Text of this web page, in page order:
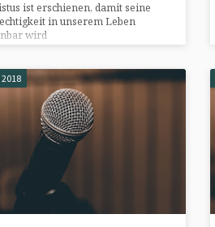
ist erschienen, damit seine
in unserem Leben
wird
2018